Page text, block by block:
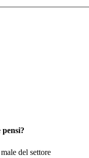
del settore